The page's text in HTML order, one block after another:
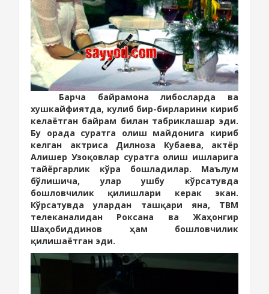
Барча байрамона либосларда ва
хушкайфиятда, кулиб бир-бирларини кириб
келаётган байрам билан табриклашар эди.
Бу орада суратга олиш майдонига кириб
келган актриса Дилноза Кубаева, актёр
Алишер Узоқовлар суратга олиш ишларига
тайёргарлик кўра бошладилар. Маълум
бўлишича, улар ушбу кўрсатувда
бошловчилик қилишлари керак экан.
Кўрсатувда улардан ташқари яна, ТВМ
телеканалидан Роксана ва Жаҳонгир
Шаҳобиддинов ҳам бошловчилик
қилишаётган эди.